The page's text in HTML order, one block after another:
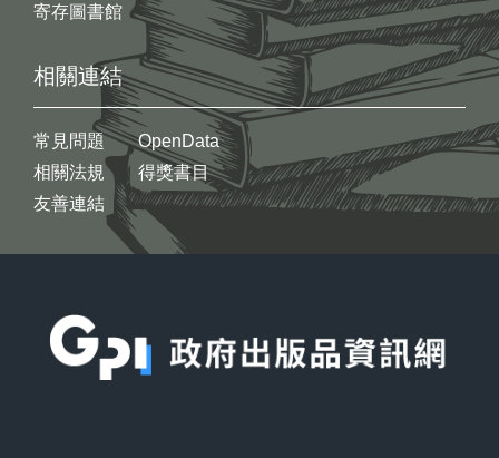
寄存圖書館
相關連結
常見問題
相關法規
友善連結
OpenData
得獎書目